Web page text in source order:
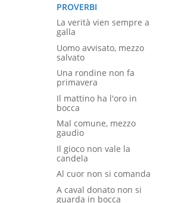
PROVERBI
La verità vien sempre a
galla
Uomo avvisato, mezzo
salvato
Una rondine non fa
primavera
Il mattino ha l'oro in
bocca
Mal comune, mezzo
gaudio
Il gioco non vale la
candela
Al cuor non si comanda
A caval donato non si
guarda in bocca